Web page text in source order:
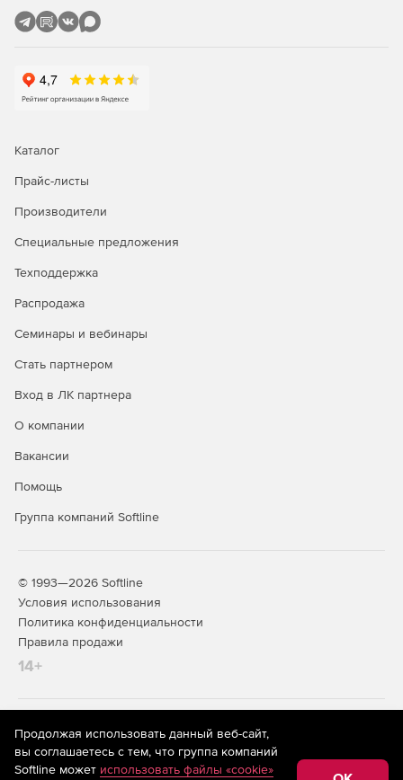
Каталог
Прайс-листы
Производители
Специальные предложения
Техподдержка
Распродажа
Семинары и вебинары
Стать партнером
Вход в ЛК партнера
О компании
Вакансии
Помощь
Группа компаний Softline
© 1993—2026 Softline
Условия использования
Политика конфиденциальности
Правила продажи
14+
На информационном ресурсе store.softline.ru применяются
рекомендательные технологии
(информационные технологии
предоставления информации на основе сбора,
систематизации и анализа сведений, относящихся к
Продолжая использовать данный веб-сайт,
вы соглашаетесь с тем, что группа компаний
Softline может использовать файлы «cookie»